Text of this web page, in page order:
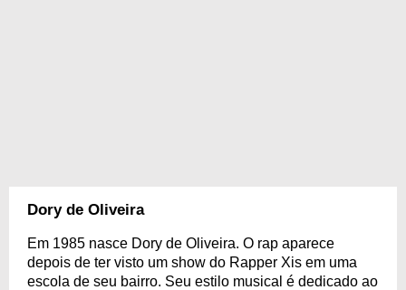
Dory de Oliveira
Em 1985 nasce Dory de Oliveira. O rap aparece
depois de ter visto um show do Rapper Xis em uma
escola de seu bairro. Seu estilo musical é dedicado ao